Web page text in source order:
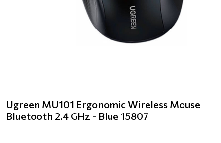
Ugreen MU101 Ergonomic Wireless Mouse
Bluetooth 2.4 GHz - Blue 15807